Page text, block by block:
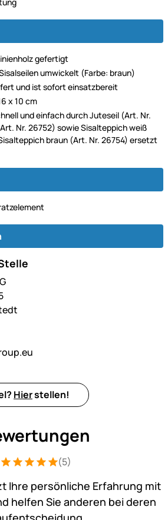
gefertigt
umwickelt (Farbe: braun)
und ist sofort einsatzbereit
x 10 cm
und einfach durch Juteseil (Art. Nr.
Nr. 26752) sowie Sisalteppich weiß
braun (Art. Nr. 26754) ersetzt
Hierstellen!
Bewertung: 5 von 5 (5 Bewertungen)
5 Bewertungen
(5)
Ihre persönliche Erfahrung mit
helfen Sie anderen bei deren